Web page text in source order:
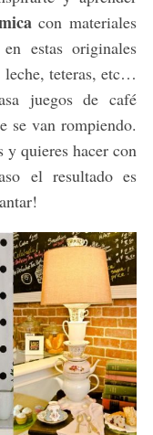
con materiales
estas originales
leche, teteras, etc…
juegos de café
se van rompiendo.
y quieres hacer con
el resultado es